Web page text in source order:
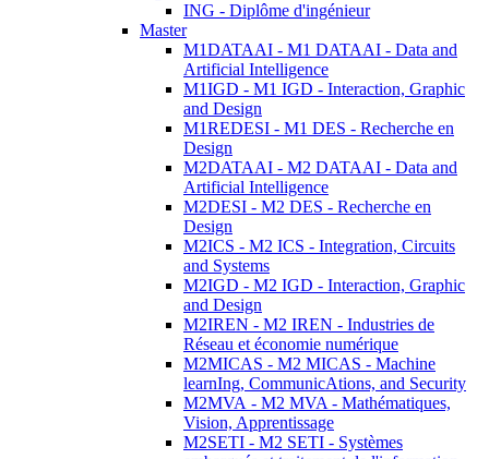
ING - Diplôme d'ingénieur
Master
M1DATAAI - M1 DATAAI - Data and
Artificial Intelligence
M1IGD - M1 IGD - Interaction, Graphic
and Design
M1REDESI - M1 DES - Recherche en
Design
M2DATAAI - M2 DATAAI - Data and
Artificial Intelligence
M2DESI - M2 DES - Recherche en
Design
M2ICS - M2 ICS - Integration, Circuits
and Systems
M2IGD - M2 IGD - Interaction, Graphic
and Design
M2IREN - M2 IREN - Industries de
Réseau et économie numérique
M2MICAS - M2 MICAS - Machine
learnIng, CommunicAtions, and Security
M2MVA - M2 MVA - Mathématiques,
Vision, Apprentissage
M2SETI - M2 SETI - Systèmes